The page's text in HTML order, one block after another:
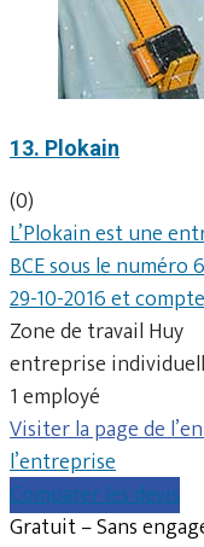
13. Plokain
(0)
L’Plokain est une
BCE sous le numéro
29-10-2016 et
Zone de travail Huy
entreprise
1 employé
Visiter la page de
l’entreprise
Comparer les devis
Gratuit – Sans